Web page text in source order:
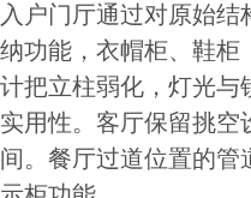
入户门厅通过对原始
纳功能，衣帽柜、鞋柜
计把立柱弱化，灯光与
实用性。客厅保留挑
间。餐厅过道位置的